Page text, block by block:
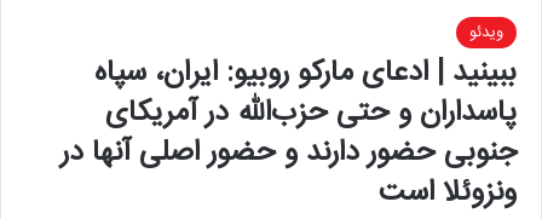
ویدئو
ببینید | ادعای مارکو روبیو: ایران، سپاه
پاسداران و حتی حزب‌الله در آمریکای
جنوبی حضور دارند و حضور اصلی آنها در
ونزوئلا است